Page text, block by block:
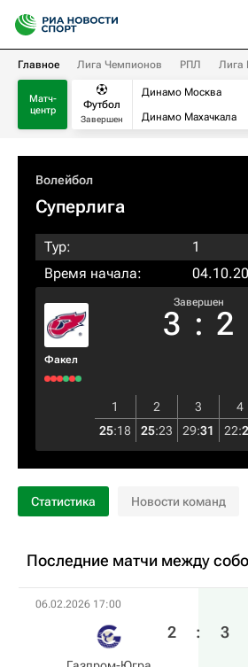
Главное Лига Чемпионов РПЛ Лига
Матч-
центр
Футбол
Завершен
Динамо Москва
Динамо Махачкала
Волейбол
Суперлига
Тур:
1
Время начала:
Факел
Завершен
3 : 2
1 2 3 4
25:18 25:23 29:31 22:
Статистика Новости команд
Последние матчи между
06.02.2026 17:00
2 : 3